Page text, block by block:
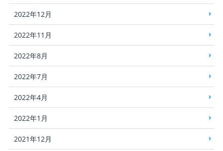
2022年12月
2022年11月
2022年8月
2022年7月
2022年4月
2022年1月
2021年12月